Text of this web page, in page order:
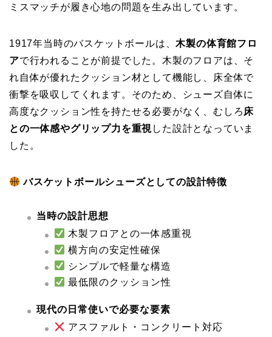
ミスマッチが履き心地の問題を生み出しています。
1917年当時のバスケットボールは、木製の体育館フロ
アで行われることが前提でした。木製のフロアは、そ
れ自体が優れたクッション材として機能し、床全体で
衝撃を吸収してくれます。そのため、シューズ自体に
高度なクッション性を持たせる必要がなく、むしろ床
との一体感やグリップ力を重視した設計となっていま
した。
バスケットボールシューズとしての設計特徴
当時の設計思想
木製フロアとの一体感重視
横方向の安定性確保
シンプルで軽量な構造
最低限のクッション性
現代の日常使いで必要な要素
アスファルト・コンクリート対応